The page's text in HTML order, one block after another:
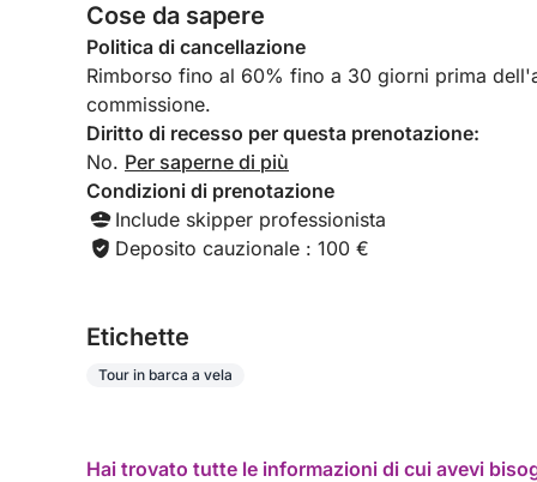
Cose da sapere
Politica di cancellazione
Rimborso fino al 60% fino a 30 giorni prima
commissione.
Diritto di recesso per questa prenotazione:
No. Per saperne di più
Condizioni di prenotazione
Include skipper professionista
Deposito cauzionale : 100 €
Etichette
Tour in barca a vela
Hai trovato tutte le informazioni di cui avevi